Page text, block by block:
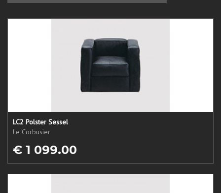
LC2 Polster Sessel
Le Corbusier
€ 1 099.00